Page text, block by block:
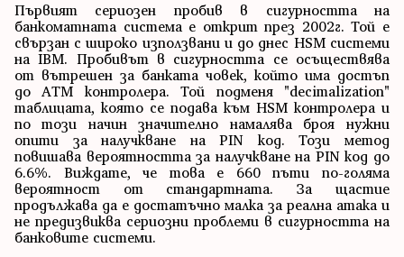
Първият сериозен пробив в сигурността на
банкоматната система е открит през 2002г. Той е
свързан с широко използвани и до днес HSM системи
на IBM. Пробивът в сигурността се осъществява
от вътрешен за банката човек, който има достъп
до ATM контролера. Той подменя "decimalization"
таблицата, която се подава към HSM контролера и
по този начин значително намалява броя нужни
опити за налучкване на PIN код. Този метод
повишава вероятността за налучкване на PIN код до
6.6%. Виждате, че това е 660 пъти по-голяма
вероятност от стандартната. За щастие
продължава да е достатъчно малка за реална атака и
не предизвиква сериозни проблеми в сигурността на
банковите системи.